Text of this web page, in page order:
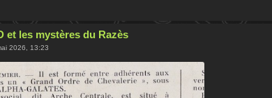
et les mystères du Razès
2026, 13:23